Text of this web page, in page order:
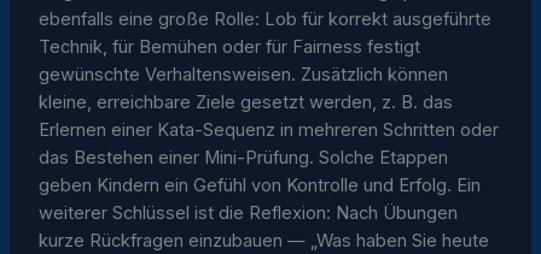
ebenfalls eine große Rolle: Lob für korrekt ausgeführte
Technik, für Bemühen oder für Fairness festigt
gewünschte Verhaltensweisen. Zusätzlich können
kleine, erreichbare Ziele gesetzt werden, z. B. das
Erlernen einer Kata-Sequenz in mehreren Schritten oder
das Bestehen einer Mini-Prüfung. Solche Etappen
geben Kindern ein Gefühl von Kontrolle und Erfolg. Ein
weiterer Schlüssel ist die Reflexion: Nach Übungen
kurze Rückfragen einzubauen — „Was haben Sie heute